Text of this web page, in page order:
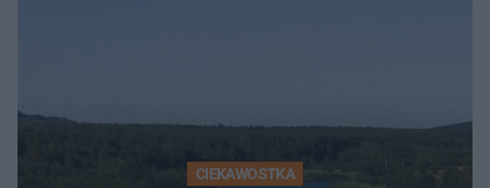
CIEKAWOSTKA